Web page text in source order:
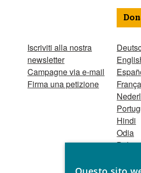
Iscriviti alla nostra
newsletter
Campagne via e-mail
Firma una petizione
Hindi
Odia